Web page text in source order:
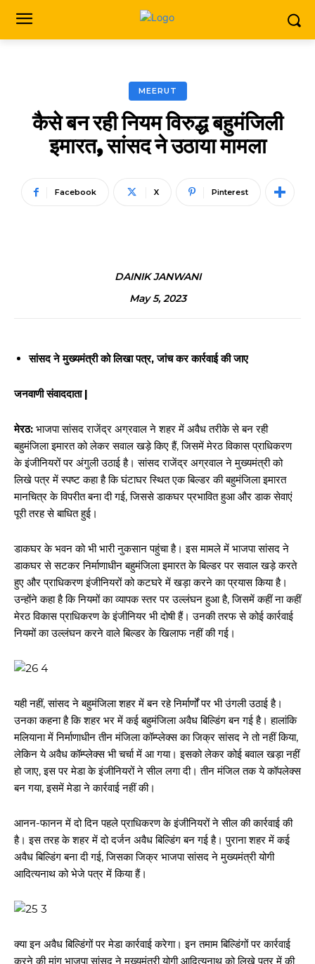
MEERUT
कैसे बन रही नियम विरुद्ध बहुमंजिली
इमारत, सांसद ने उठाया मामला
Facebook X Pinterest
DAINIK JANWANI
May 5, 2023
सांसद ने मुख्यमंत्री को लिखा पत्र, जांच कर कार्रवाई की जाए
जनवाणी संवाददाता |
मेरठ: भाजपा सांसद राजेंद्र अग्रवाल ने शहर में अवैध तरीके से बन रही
बहुमंजिला इमारत को लेकर सवाल खड़े किए हैं, जिसमें मेरठ विकास प्राधिकरण
के इंजीनियरों पर अंगुली उठाई है। सांसद राजेंद्र अग्रवाल ने मुख्यमंत्री को
लिखे पत्र में स्पष्ट कहा है कि घंटाघर स्थित एक बिल्डर की बहुमंजिला इमारत
मानचित्र के विपरीत बना दी गई, जिससे डाकघर प्रभावित हुआ और डाक सेवाएं
पूरी तरह से बाधित हुई।
डाकघर के भवन को भी भारी नुकसान पहुंचा है। इस मामले में भाजपा सांसद ने
डाकघर से सटकर निर्माणाधीन बहुमंजिला इमारत के बिल्डर पर सवाल खड़े करते
हुए और प्राधिकरण इंजीनियरों को कटघरे में खड़ा करने का प्रयास किया है।
उन्होंने कहा है कि नियमों का व्यापक स्तर पर उल्लंघन हुआ है, जिसमें कहीं ना कहीं
मेरठ विकास प्राधिकरण के इंजीनियर भी दोषी हैं। उनकी तरफ से कोई कार्रवाई
नियमों का उल्लंघन करने वाले बिल्डर के खिलाफ नहीं की गई।
यही नहीं, सांसद ने बहुमंजिला शहर में बन रहे निर्मार्णों पर भी उंगली उठाई है।
उनका कहना है कि शहर भर में कई बहुमंजिला अवैध बिल्डिंग बन गई है। हालांकि
मलियाना में निर्माणाधीन तीन मंजिला कॉम्प्लेक्स का जिक्र सांसद ने तो नहीं किया,
लेकिन ये अवैध कॉम्प्लेक्स भी चर्चा में आ गया। इसको लेकर कोई बवाल खड़ा नहीं
हो जाए, इस पर मेडा के इंजीनियरों ने सील लगा दी। तीन मंजिल तक ये कॉपलेक्स
बन गया, इसमें मेडा ने कार्रवाई नहीं की।
आनन-फानन में दो दिन पहले प्राधिकरण के इंजीनियरों ने सील की कार्रवाई की
है। इस तरह के शहर में दो दर्जन अवैध बिल्डिंग बन गई है। पुराना शहर में कई
अवैध बिल्डिंग बना दी गई, जिसका जिक्र भाजपा सांसद ने मुख्यमंत्री योगी
आदित्यनाथ को भेजे पत्र में किया हैं।
क्या इन अवैध बिल्डिंगों पर मेडा कार्रवाई करेगा। इन तमाम बिल्डिंगों पर कार्रवाई
करने की मांग भाजपा सांसद ने मुख्यमंत्री योगी आदित्यनाथ को लिखे पत्र में की